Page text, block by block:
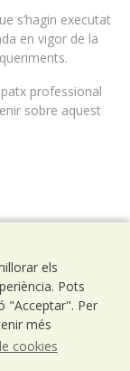
s’hagin executat
en vigor de la
professional
sobre aquest
els
Pots
"Acceptar". Per
més
cookies